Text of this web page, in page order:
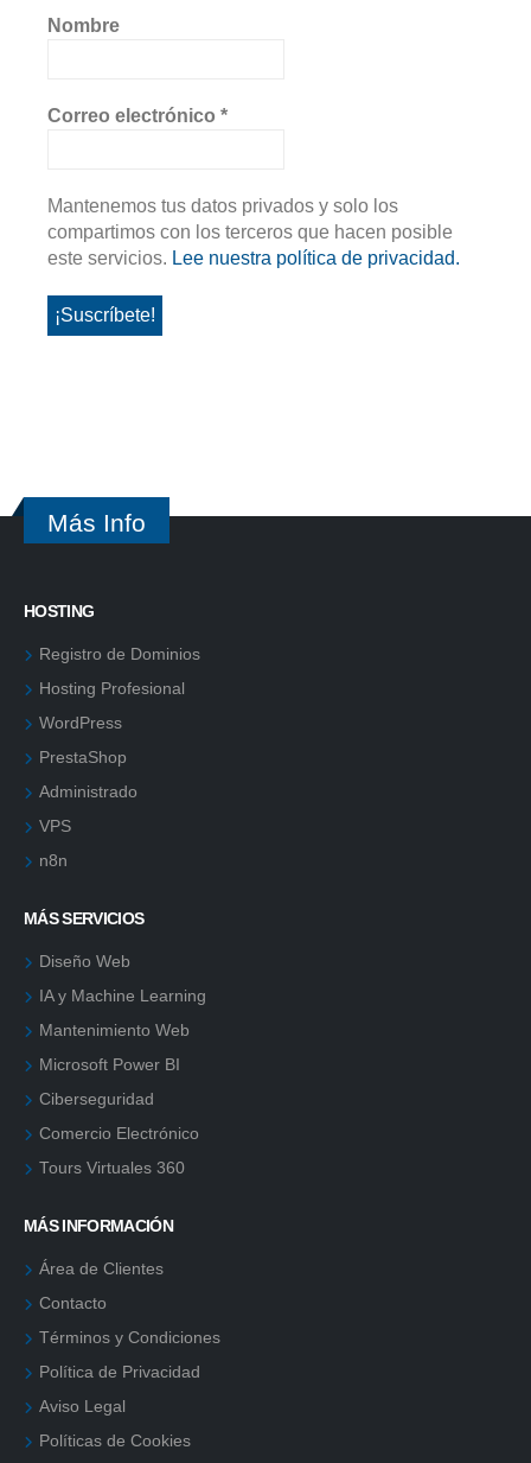
Nombre
Correo electrónico *
Mantenemos tus datos privados y solo los
compartimos con los terceros que hacen posible
este servicios. Lee nuestra política de privacidad.
Más Info
HOSTING
Registro de Dominios
Hosting Profesional
WordPress
PrestaShop
Administrado
VPS
n8n
MÁS SERVICIOS
Diseño Web
IA y Machine Learning
Mantenimiento Web
Microsoft Power BI
Ciberseguridad
Comercio Electrónico
Tours Virtuales 360
MÁS INFORMACIÓN
Área de Clientes
Contacto
Términos y Condiciones
Política de Privacidad
Aviso Legal
Políticas de Cookies